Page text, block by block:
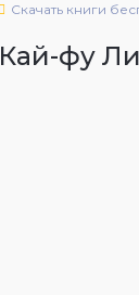
Скачать книги
Кай-фу Ли